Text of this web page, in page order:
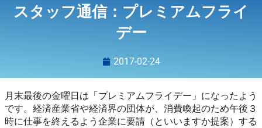
スタッフ通信：プレミアムフライ
デー
2017-02-24
月末最後の金曜日は「プレミアムフライデー」になったよう
です。経済産業省や経済界の団体が、消費喚起のため午後３
時に仕事を終えるよう企業に要請（といいますか提案）する